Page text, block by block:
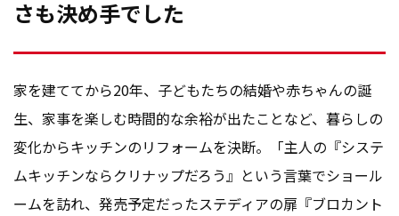
さも決め手でした
家を建ててから20年、子どもたちの結婚や赤ちゃんの誕
生、家事を楽しむ時間的な余裕が出たことなど、暮らしの
変化からキッチンのリフォームを決断。「主人の『システ
ムキッチンならクリナップだろう』という言葉でショール
ームを訪れ、発売予定だったステディアの扉『ブロカント